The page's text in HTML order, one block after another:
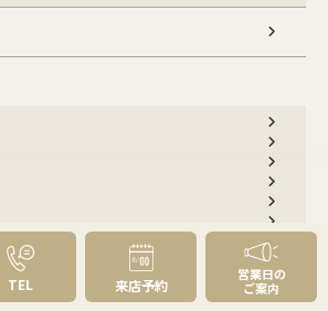
TEL 来店予約
営業日の
ご案内